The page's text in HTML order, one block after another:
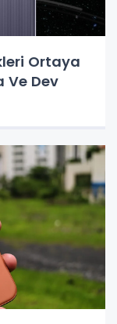
Ortaya
Ve Dev